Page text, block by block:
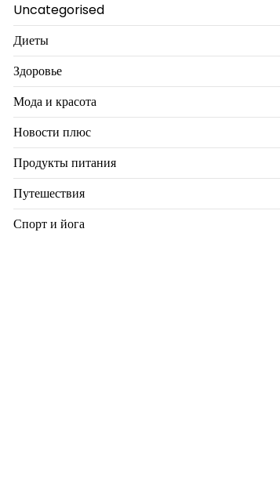
Uncategorised
Диеты
Здоровье
Мода и красота
Новости плюс
Продукты питания
Путешествия
Спорт и йога